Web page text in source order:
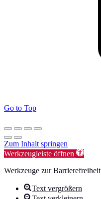
Go to Top
Zum Inhalt springen
Werkzeugleiste öffnen
Werkzeuge zur Barrierefreiheit
Text vergrößern